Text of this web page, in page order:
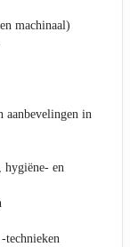
machinaal)
aanbevelingen in
hygiëne- en
technieken